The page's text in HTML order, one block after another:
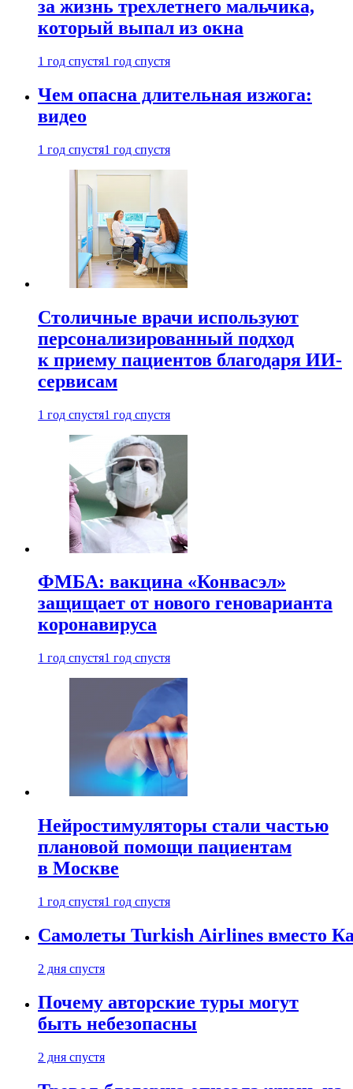
за жизнь трехлетнего мальчика,
который выпал из окна
1 год спустя1 год спустя
Чем опасна длительная изжога:
видео
1 год спустя1 год спустя
Столичные врачи используют
персонализированный подход
к приему пациентов благодаря ИИ-
сервисам
1 год спустя1 год спустя
ФМБА: вакцина «Конвасэл»
защищает от нового геноварианта
коронавируса
1 год спустя1 год спустя
Нейростимуляторы стали частью
плановой помощи пациентам
в Москве
1 год спустя1 год спустя
Самолеты Turkish Airlines вместо
2 дня спустя
Почему авторские туры могут
быть небезопасны
2 дня спустя